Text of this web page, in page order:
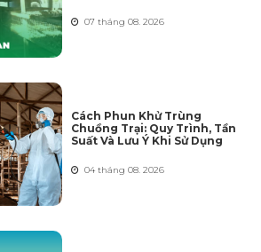
07 tháng 08. 2026
Cách Phun Khử Trùng
Chuồng Trại: Quy Trình, Tần
Suất Và Lưu Ý Khi Sử Dụng
04 tháng 08. 2026